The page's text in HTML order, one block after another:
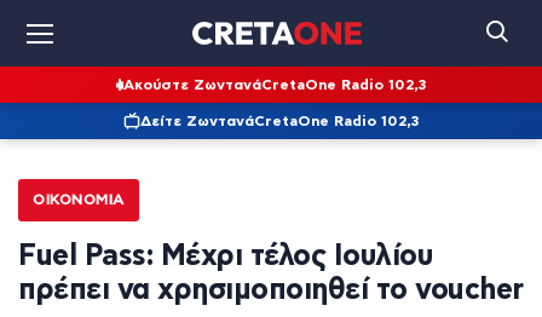
Ακούστε ΖωντανάCretaOne Radio 102,3
Δείτε ΖωντανάCretaOne Radio 102,3
ΟΙΚΟΝΟΜΊΑ
Fuel Pass: Μέχρι τέλος Ιουλίου
πρέπει να χρησιμοποιηθεί το voucher